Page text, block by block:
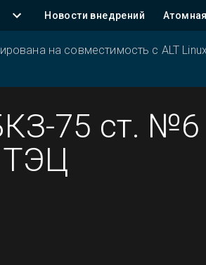
Новости внедрений Атомная
на совместимость с ALT
75 ст. №6
ТЭЦ